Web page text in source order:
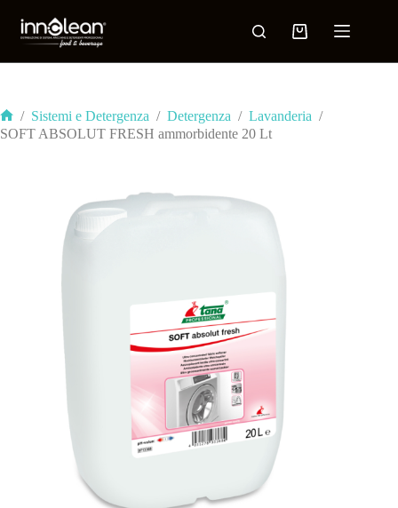
/ Sistemi e Detergenza / Detergenza / Lavanderia /
SOFT ABSOLUT FRESH ammorbidente 20 Lt